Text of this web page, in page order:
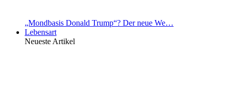
„Mondbasis Donald Trump“? Der neue We…
Lebensart
Neueste Artikel